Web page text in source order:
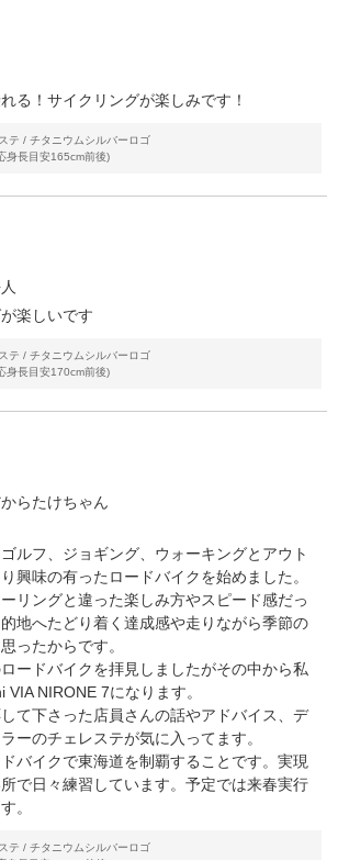
る！サイクリングが楽しみです！
テ / チタニウムシルバーロゴ
身長目安165cm前後)
楽しいです
テ / チタニウムシルバーロゴ
身長目安170cm前後)
らたけちゃん
ルフ、ジョギング、ウォーキングとアウト
興味の有ったロードバイクを始めました。
リングと違った楽しみ方やスピード感だっ
地へたどり着く達成感や走りながら季節の
ったからです。
ードバイクを拝見しましたがその中から私
NIRONE 7になります。
て下さった店員さんの話やアドバイス、デ
ーのチェレステが気に入ってます。
バイクで東海道を制覇することです。実現
で日々練習しています。予定では来春実行
。
テ / チタニウムシルバーロゴ